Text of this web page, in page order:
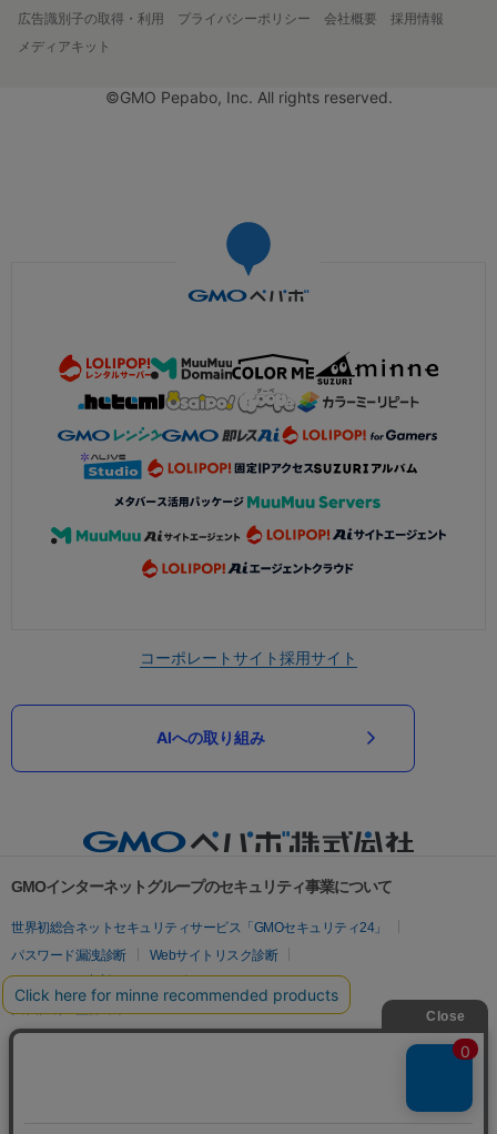
広告識別子の取得・利用
プライバシーポリシー 会社概要
採用情報
メディアキット
©GMO Pepabo, Inc. All rights reserved.
コーポレートサイト採用サイト
AIへの取り組み
GMOインターネットグループのセキュリティ事業について
世界初総合ネットセキュリティサービス「GMOセキュリティ24」
パスワード漏洩診断
Webサイトリスク診断
セキュリティ相談AIチャットボット
実在証明・盗聴対策
サイバー攻撃対策（GMOサイバーセキュリティ byイエラエ）